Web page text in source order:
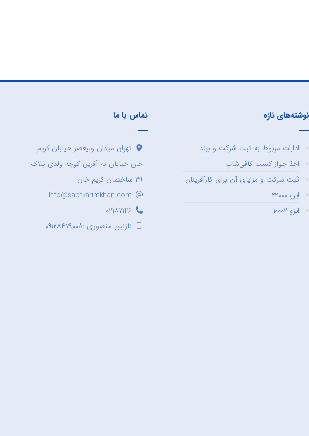
نوشته‌های تازه
ادارات مربوط به ثبت شرکت و برند
اخذ جواز کسب کافی‌شاپ
ثبت شرکت و مزایای آن برای کارآفرینان
ایزو ۲۲۰۰۰
ایزو ۱۰۰۰۲
تماس با ما
تهران میدان ولیعصر خیابان کریم
خان خیابان به آفرین کوچه ولدی پلاک
۳۹ ساختمان کریم خان
Info@sabtkarimkhan.com
۰۲۱۸۷۱۴۶
نازنین منصوری :۰۹۱۲۸۴۷۹۰۰۸